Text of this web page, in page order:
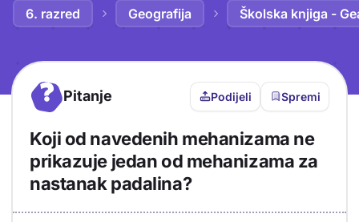
6. razred Geografija Školska knjiga -
? Pitanje Podijeli Spremi
Koji od navedenih mehanizama ne
prikazuje jedan od mehanizama za
nastanak padalina?